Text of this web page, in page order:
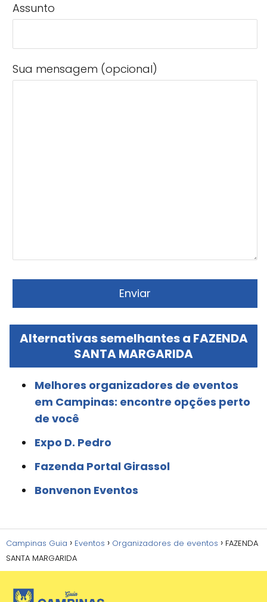
Assunto
Sua mensagem (opcional)
Alternativas semelhantes a FAZENDA
SANTA MARGARIDA
Melhores organizadores de eventos
em Campinas: encontre opções perto
de você
Expo D. Pedro
Fazenda Portal Girassol
Bonvenon Eventos
Campinas Guia Eventos Organizadores de eventos
FAZENDA
SANTA MARGARIDA